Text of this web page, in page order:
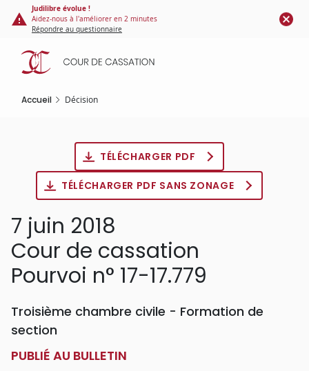
Panneau de gestion des cookies
contenu
principal
Judilibre évolue !
Aidez-nous à l'améliorer en 2 minutes
Répondre au questionnaire
Accueil Décision
TÉLÉCHARGER PDF
TÉLÉCHARGER PDF SANS ZONAGE
7 juin 2018
Cour de cassation
Pourvoi n° 17-17.779
Troisième chambre civile - Formation de
section
PUBLIÉ AU BULLETIN